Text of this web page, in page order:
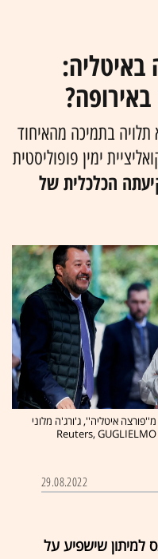
באיטליה:
תלויה בתמיכה מהאיחוד
ימין פופוליסטית
הכלכלית של
איטליה'', ג'ורג'ה מלוני
מ''אחיי איטליה'' ומתיאו סלביני מ''לגה'' / צילום: Reuters, GUGLIELMO
29.08.2022
למיתון שישפיע על